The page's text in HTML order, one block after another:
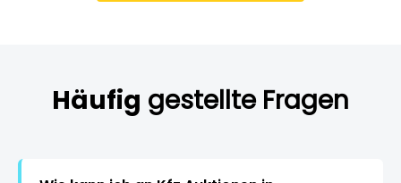
Häufig gestellte Fragen